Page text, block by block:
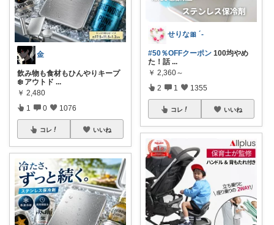
金
飲み物も食材もひんやりキープ
❄️ アウトド ...
￥ 2,480
1 0 1076
コレ いいね
せりな🎀 ´-
#50％OFFクーポン 100均やめ
た！話 ...
￥ 2,360～
2 1 1355
コレ いいね